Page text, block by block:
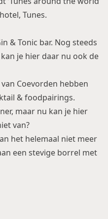
Tunes.
& Tonic bar. Nog steeds
je hier daar nu ook de
Coevorden hebben
& foodpairings.
maar nu kan je hier
van?
het helemaal niet meer
een stevige borrel met